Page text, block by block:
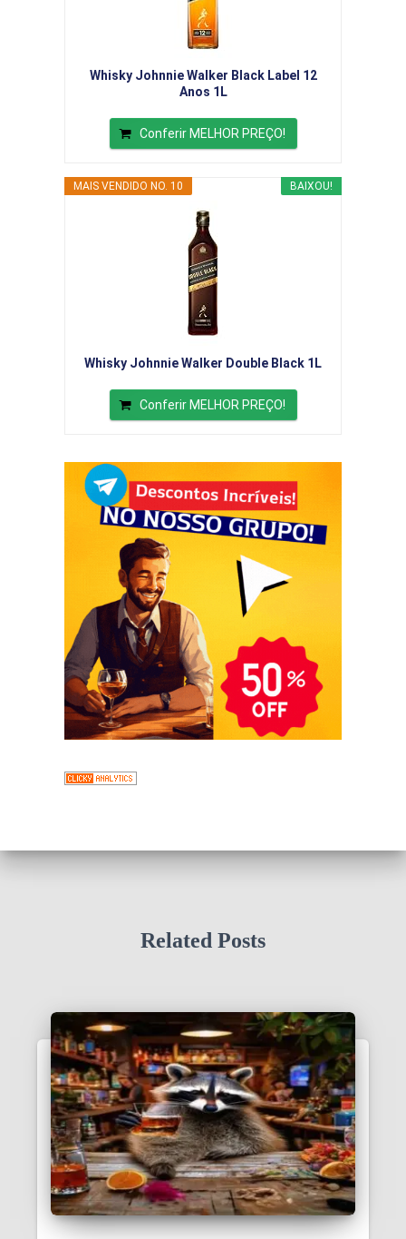
Whisky Johnnie Walker Black Label 12
Anos 1L
Conferir MELHOR PREÇO!
BAIXOU!
MAIS VENDIDO NO. 10
Whisky Johnnie Walker Double Black 1L
Conferir MELHOR PREÇO!
Related Posts